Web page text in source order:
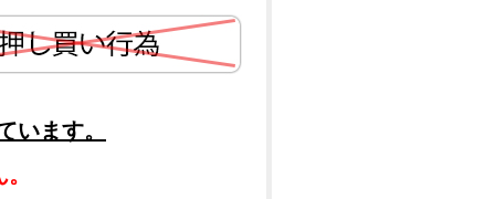
います。